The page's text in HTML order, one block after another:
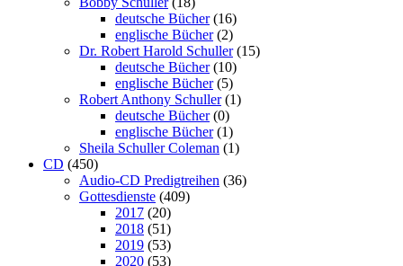
deutsche Bücher (16)
englische Bücher (2)
Dr. Robert Harold Schuller (15)
deutsche Bücher (10)
englische Bücher (5)
Robert Anthony Schuller (1)
deutsche Bücher (0)
englische Bücher (1)
Sheila Schuller Coleman (1)
CD (450)
Audio-CD Predigtreihen (36)
Gottesdienste (409)
2017 (20)
2018 (51)
2019 (53)
2020 (53)